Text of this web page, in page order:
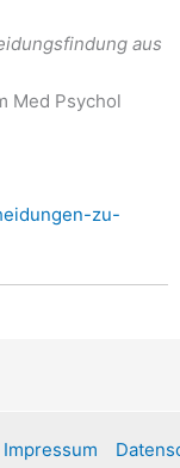
aus
Med Psychol
zu-
Impressum